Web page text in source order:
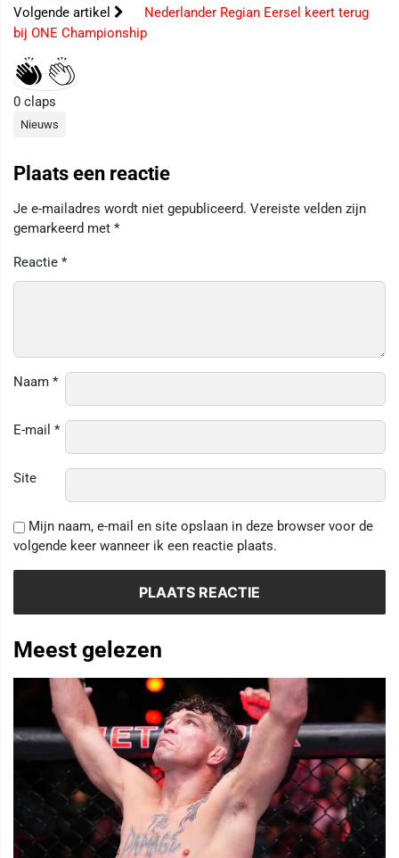
Volgende artikel
Nederlander Regian Eersel keert terug
bij ONE Championship
0 claps
Nieuws
Plaats een reactie
Je e-mailadres wordt niet gepubliceerd. Vereiste velden zijn
gemarkeerd met *
Reactie *
Naam *
E-mail *
Site
Mijn naam, e-mail en site opslaan in deze browser voor de
volgende keer wanneer ik een reactie plaats.
Meest gelezen